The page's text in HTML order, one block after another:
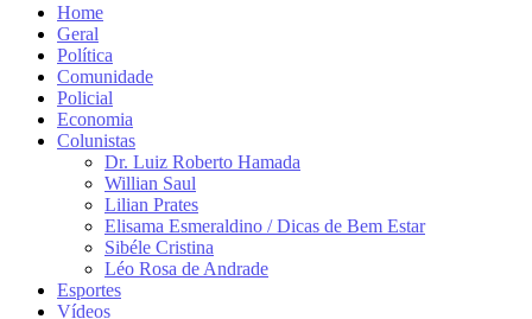
Home
Geral
Política
Comunidade
Policial
Economia
Colunistas
Dr. Luiz Roberto Hamada
Willian Saul
Lilian Prates
Elisama Esmeraldino / Dicas de Bem Estar
Sibéle Cristina
Léo Rosa de Andrade
Esportes
Vídeos